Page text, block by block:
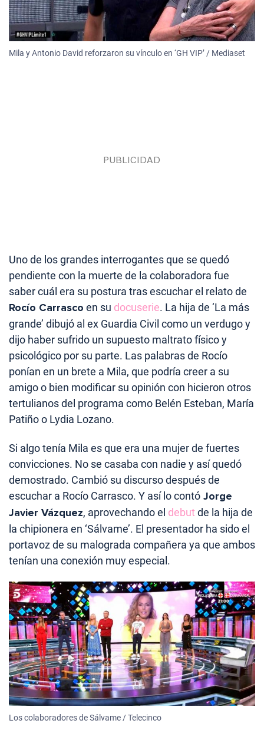
Mila y Antonio David reforzaron su vínculo en ‘GH VIP’ / Mediaset
Uno de los grandes interrogantes que se quedó
pendiente con la muerte de la colaboradora fue
saber cuál era su postura tras escuchar el relato de
Rocío Carrasco en su docuserie. La hija de ‘La más
grande’ dibujó al ex Guardia Civil como un verdugo y
dijo haber sufrido un supuesto maltrato físico y
psicológico por su parte. Las palabras de Rocío
ponían en un brete a Mila, que podría creer a su
amigo o bien modificar su opinión con hicieron otros
tertulianos del programa como Belén Esteban, María
Patiño o Lydia Lozano.
Si algo tenía Mila es que era una mujer de fuertes
convicciones. No se casaba con nadie y así quedó
demostrado. Cambió su discurso después de
escuchar a Rocío Carrasco. Y así lo contó Jorge
Javier Vázquez, aprovechando el debutde la hija de
la chipionera en ‘Sálvame’. El presentador ha sido el
portavoz de su malograda compañera ya que ambos
tenían una conexión muy especial.
Los colaboradores de Sálvame / Telecinco